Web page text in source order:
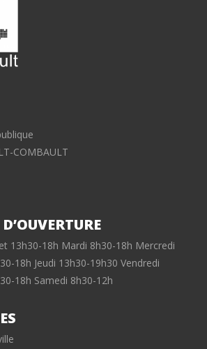
COMBAULT
13h30-18h Mardi 8h30-18h Mercredi
18h Jeudi 13h30-19h30 Vendredi
18h Samedi 8h30-12h